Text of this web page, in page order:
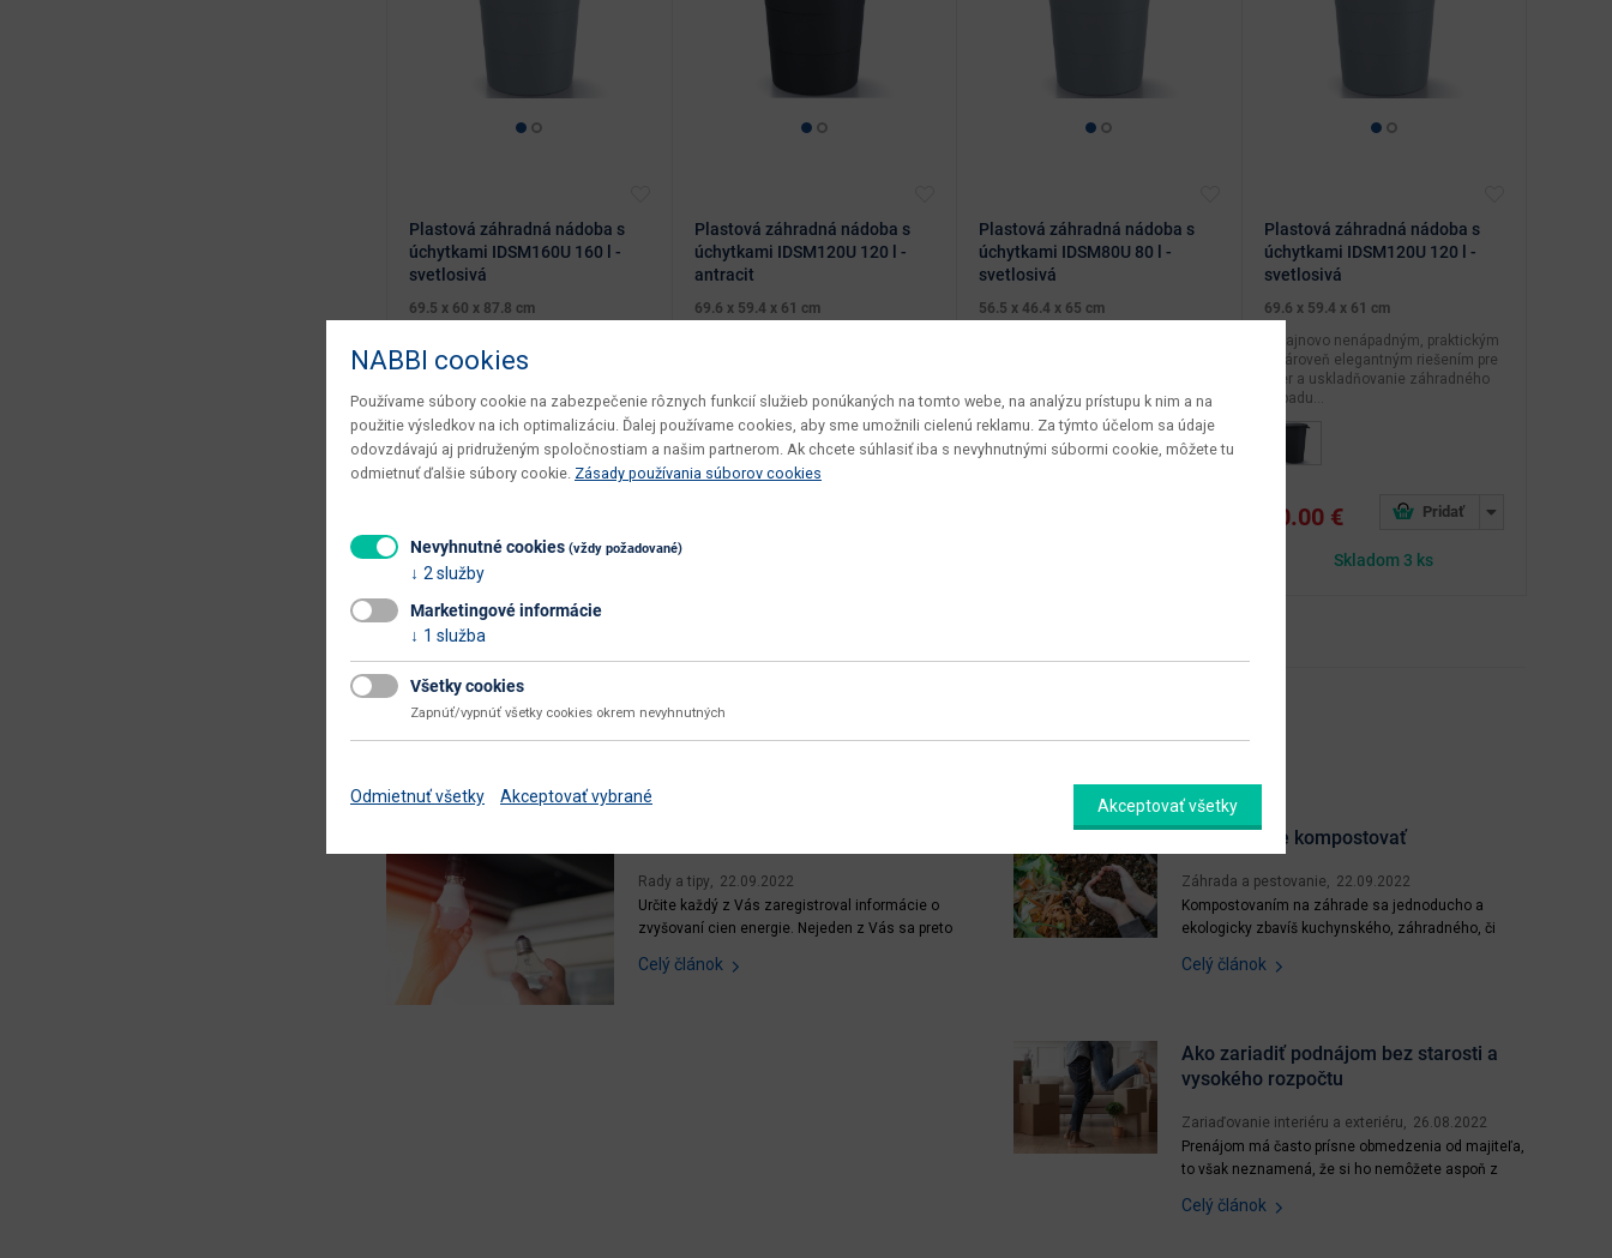
Plastová záhradná nádoba s
úchytkami IDSM160U 160 l -
svetlosivá
69.5 x 60 x 87.8 cm
a zároveň elegantným riešením pre
odpadu...
pondelok 24.08.2026
Plastová záhradná nádoba s
úchytkami IDSM120U 120 l -
antracit
69.6 x 59.4 x 61 cm
odpadu...
Plastová záhradná nádoba s
úchytkami IDSM80U 80 l -
svetlosivá
56.5 x 46.4 x 65 cm
odpadu...
Plastová záhradná nádoba s
úchytkami IDSM120U 120 l -
svetlosivá
69.6 x 59.4 x 61 cm
Dizajnovo nenápadným, praktickým
a zároveň elegantným riešením pre
zber a uskladňovanie záhradného
odpadu...
40.00 €
Skladom 3 ks
Rady a tipy
22.09.2022
Určite každý z Vás zaregistroval informácie o
zvyšovaní cien energie. Nejeden z Vás sa preto
maximum. Ak chcete ušetriť za energie, nie je
Celý článok
Ako správne kompostovať
Záhrada a pestovanie
22.09.2022
Kompostovaním na záhrade sa jednoducho a
ekologicky zbavíš kuchynského, záhradného, či
odvoz a získaš kvalitný kompost, ktorý prospeje
humusové látky prospešné...
Celý článok
Ako zariadiť podnájom bez starosti a
vysokého rozpočtu
Zariaďovanie interiéru a exteriéru
26.08.2022
Prenájom má často prísne obmedzenia od majiteľa,
to však neznamená, že si ho nemôžete aspoň z
veľmi ovplyvňuje to, ako sa cítite. Poďte sa
Celý článok
NABBI cookies
Používame súbory cookie na zabezpečenie rôznych funkcií služieb ponúkaných na tomto webe, na analýzu prístupu k nim a na
použitie výsledkov na ich optimalizáciu. Ďalej používame cookies, aby sme umožnili cielenú reklamu. Za týmto účelom sa údaje
odovzdávajú aj pridruženým spoločnostiam a našim partnerom. Ak chcete súhlasiť iba s nevyhnutnými súbormi cookie, môžete tu
odmietnuť ďalšie súbory cookie. Zásady používania súborov cookies
Nevyhnutné cookies (vždy požadované)
2 služby
Marketingové informácie
1 služba
Všetky cookies
Zapnúť/vypnúť všetky cookies okrem nevyhnutných
Odmietnuť všetky Akceptovať vybrané Akceptovať všetky